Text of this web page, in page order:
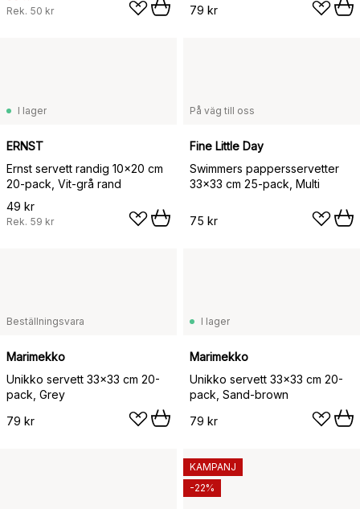
Rek. 50 kr 79 kr
I lager
ERNST
Ernst servett randig 10x20 cm
20-pack, Vit-grå rand
49 kr
Rek. 59 kr
På väg till oss
Fine Little Day
Swimmers pappersservetter
33x33 cm 25-pack, Multi
75 kr
Beställningsvara
Marimekko
Unikko servett 33x33 cm 20-
pack, Grey
79 kr
I lager
Marimekko
Unikko servett 33x33 cm 20-
pack, Sand-brown
79 kr
KAMPANJ
-22%